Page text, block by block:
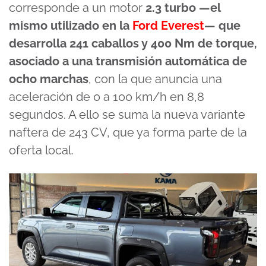
corresponde a un motor 2.3 turbo —el
mismo utilizado en la Ford Everest— que
desarrolla 241 caballos y 400 Nm de torque,
asociado a una transmisión automática de
ocho marchas, con la que anuncia una
aceleración de 0 a 100 km/h en 8,8
segundos. A ello se suma la nueva variante
naftera de 243 CV, que ya forma parte de la
oferta local.